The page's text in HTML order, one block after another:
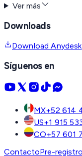
Ver más
Downloads
Download Anydesk
Síguenos en
MX+52 614
US+1 915
CO+57 601
ContactoPre-registro